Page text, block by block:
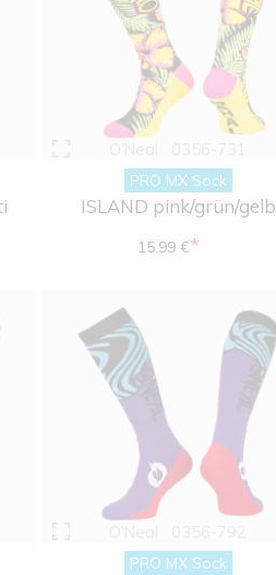
PRO MX Sock
ISLAND pink/grün/gelb
15.99 €*
PRO MX Sock